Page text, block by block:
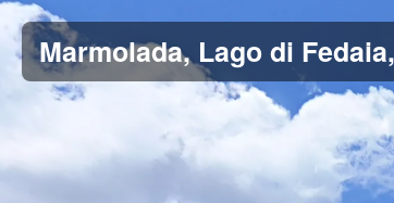
Marmolada, Lago di